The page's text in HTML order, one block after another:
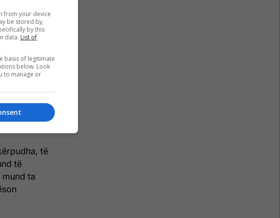
që gjendja
e
dhe ta
Mirëpo,
nuk
të
të
mund ta
from your device
be stored by,
by this
data. List of
basis of legitimate
below. Look
to manage or